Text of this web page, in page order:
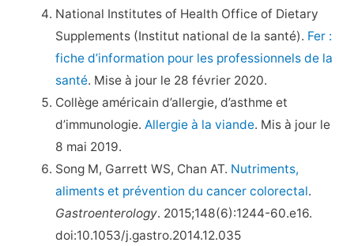
National Institutes of Health Office of Dietary
Supplements (Institut national de la santé). Fer :
fiche d’information pour les professionnels de la
santé. Mise à jour le 28 février 2020.
Collège américain d’allergie, d’asthme et
d’immunologie. Allergie à la viande. Mis à jour le
8 mai 2019.
Song M, Garrett WS, Chan AT. Nutriments,
aliments et prévention du cancer colorectal.
Gastroenterology. 2015;148(6):1244-60.e16.
doi:10.1053/j.gastro.2014.12.035